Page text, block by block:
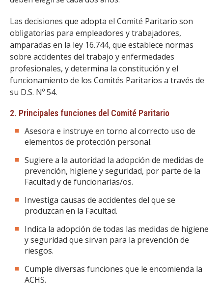
FACULTAD
Estudiantes
Académicas/os
Funcionarias/os
Egresadas/os
Las decisiones que adopta el Comité Paritario son
obligatorias para empleadores y trabajadores,
amparadas en la ley 16.744, que establece normas
sobre accidentes del trabajo y enfermedades
profesionales, y determina la constitución y el
funcionamiento de los Comités Paritarios a través de
su D.S. Nº 54.
2. Principales funciones del Comité Paritario
Asesora e instruye en torno al correcto uso de
elementos de protección personal.
Sugiere a la autoridad la adopción de medidas de
prevención, higiene y seguridad, por parte de la
Facultad y de funcionarias/os.
Investiga causas de accidentes del que se
produzcan en la Facultad.
Indica la adopción de todas las medidas de higiene
y seguridad que sirvan para la prevención de
riesgos.
Cumple diversas funciones que le encomienda la
ACHS.